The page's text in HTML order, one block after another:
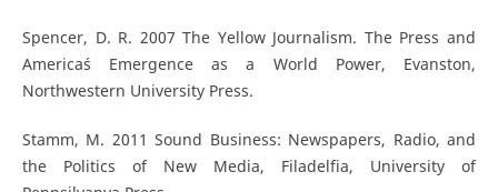
Spencer, D. R. 2007 The Yellow Journalism. The Press and
America´s Emergence as a World Power, Evanston,
Northwestern University Press.
Stamm, M. 2011 Sound Business: Newspapers, Radio, and
the Politics of New Media, Filadelfia, University of